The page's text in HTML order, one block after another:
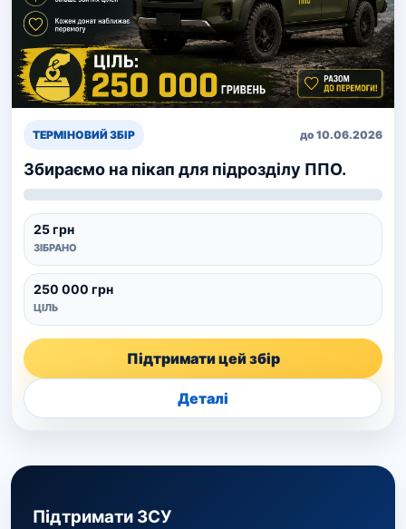
ТЕРМІНОВИЙ ЗБІР до 10.06.2026
Збираємо на пікап для підрозділу ППО.
25 грн
ЗІБРАНО
250 000 грн
ЦІЛЬ
Підтримати цей збір
Деталі
Підтримати ЗСУ